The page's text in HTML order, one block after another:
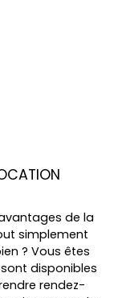
de la
simplement
? Vous êtes
disponibles
rendez-